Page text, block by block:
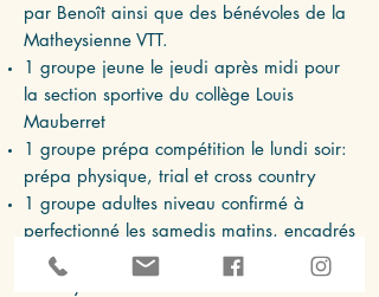
par Benoît ainsi que des bénévoles de la
Matheysienne VTT.​
1 groupe jeune le jeudi après midi pour
la section sportive du collège Louis
Mauberret
1 groupe prépa compétition le lundi soir:
prépa physique, trial et cross country
1 groupe adultes niveau confirmé à
perfectionné les samedis matins, encadrés
par Benoît et des
bénévoles de la
Matheysienne VTT.​